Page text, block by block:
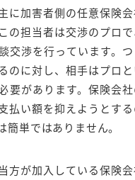
に加害者側の任意保険
の担当者は交渉のプロ
交渉を行っています。
のに対し、相手はプロ
要があります。保険会社
払い額を抑えようとす
簡単ではありません。
方が加入している保険